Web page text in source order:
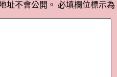
址不會公開。 必填欄位標示為